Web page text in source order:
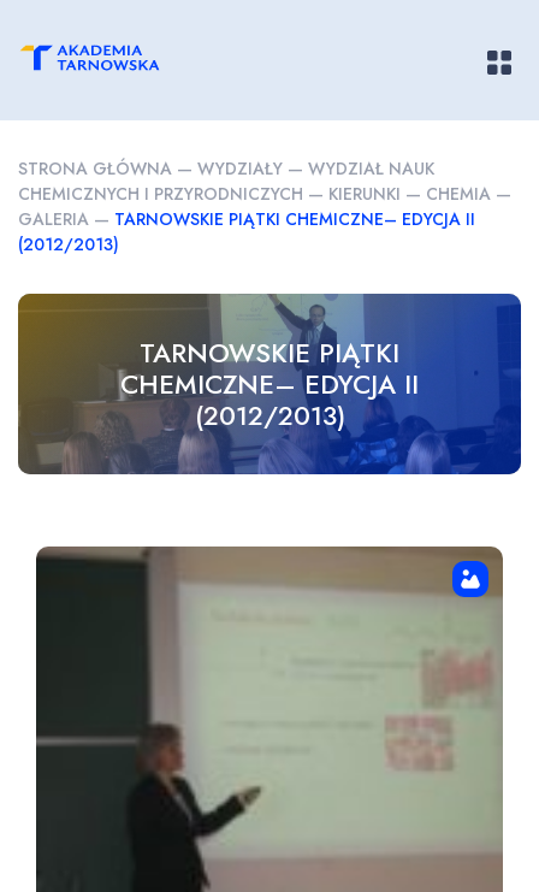
STRONA GŁÓWNA — WYDZIAŁY — WYDZIAŁ NAUK
CHEMICZNYCH I PRZYRODNICZYCH — KIERUNKI — CHEMIA —
GALERIA — TARNOWSKIE PIĄTKI CHEMICZNE– EDYCJA II
(2012/2013)
TARNOWSKIE PIĄTKI
CHEMICZNE– EDYCJA II
(2012/2013)